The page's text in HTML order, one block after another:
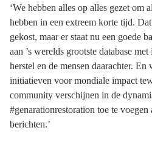
‘We hebben alles op alles gezet om
hebben in een extreem korte tijd.
gekost, maar er staat nu een goede
aan ’s werelds grootste database
herstel en de mensen daarachter.
initiatieven voor mondiale impact
community verschijnen in de
#genarationrestoration toe te voegen
berichten.’